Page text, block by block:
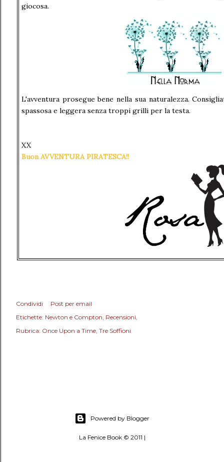
giocosa.
L'avventura prosegue bene nella sua naturalezza.
spassosa e leggera senza troppi grilli per la testa.
XX
Buon AVVENTURA PIRATESCA!!
Condividi
Post per email
Etichette: Newton e Compton Recensioni
Rubrica: Once Upon a Time Tre Soffioni
Powered by Blogger
La Fenice Book © 2011 |